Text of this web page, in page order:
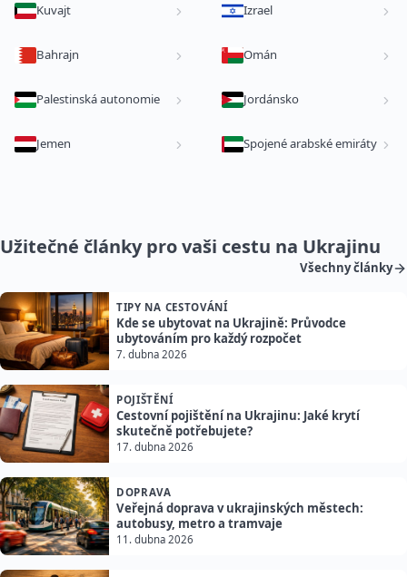
Kuvajt Izrael
Bahrajn Omán
Palestinská autonomie Jordánsko
Jemen Spojené arabské emiráty
Užitečné články pro vaši cestu na Ukrajinu
Všechny články
TIPY NA CESTOVÁNÍ
Kde se ubytovat na Ukrajině: Průvodce
ubytováním pro každý rozpočet
7. dubna 2026
POJIŠTĚNÍ
Cestovní pojištění na Ukrajinu: Jaké krytí
skutečně potřebujete?
17. dubna 2026
DOPRAVA
Veřejná doprava v ukrajinských městech:
autobusy, metro a tramvaje
11. dubna 2026